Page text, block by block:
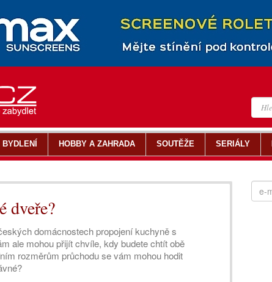
dveře?
domácnostech propojení kuchyně s
ale mohou přijít chvíle, kdy budete chtít obě
rozměrům průchodu se vám mohou hodit
HOBBY A ZAHRADA SOUTĚŽE SERIÁLY